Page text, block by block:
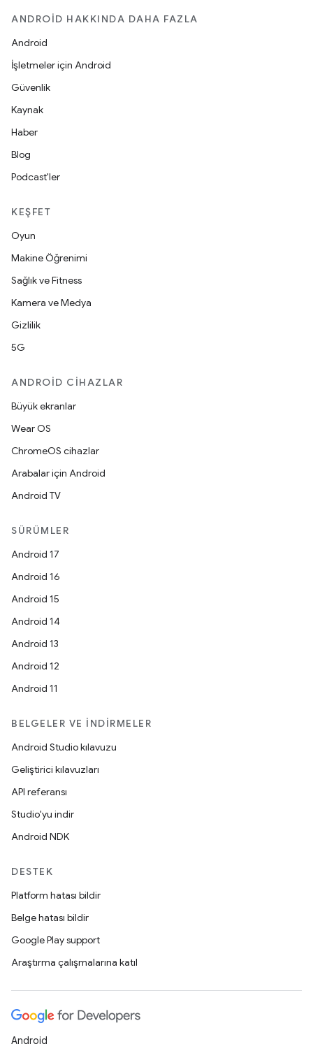
ANDROID HAKKINDA DAHA FAZLA
Android
İşletmeler için Android
Güvenlik
Kaynak
Haber
Blog
Podcast'ler
KEŞFET
Oyun
Makine Öğrenimi
Sağlık ve Fitness
Kamera ve Medya
Gizlilik
5G
ANDROID CIHAZLAR
Büyük ekranlar
Wear OS
ChromeOS cihazlar
Arabalar için Android
Android TV
SÜRÜMLER
Android 17
Android 16
Android 15
Android 14
Android 13
Android 12
Android 11
BELGELER VE İNDIRMELER
Android Studio kılavuzu
Geliştirici kılavuzları
API referansı
Studio'yu indir
Android NDK
DESTEK
Platform hatası bildir
Belge hatası bildir
Google Play support
Araştırma çalışmalarına katıl
Android